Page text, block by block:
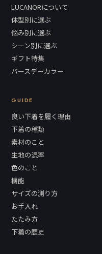
LUCANORについて
体型別に選ぶ
悩み別に選ぶ
シーン別に選ぶ
ギフト特集
バースデーカラー
GUIDE
良い下着を履く理由
下着の種類
素材のこと
生地の混率
色のこと
機能
サイズの測り方
お手入れ
たたみ方
下着の歴史